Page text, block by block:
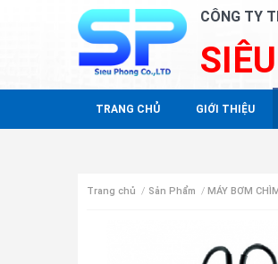
CÔNG TY
TRANG CHỦ GIỚI THIỆU
NHÀ
Trang chủ / Sản Phẩm / MÁY BƠM